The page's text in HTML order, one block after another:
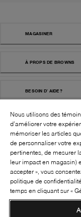
MAGASINER
À PROPS DE BROWNS
BESOIN D' AIDE?
BROWNS SHOES INC.
RÉSERVÉS
SUIVEZ-NOUS!:
Nous utilisons des
d’améliorer votre
mémoriser les articles
de personnaliser votre
pertinentes, de mesurer
leur impact en magasin)
accepter », vous
politique de
temps en cliquant sur «